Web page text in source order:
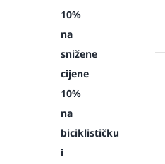
10%
na
snižene
cijene
10%
na
biciklističku
i